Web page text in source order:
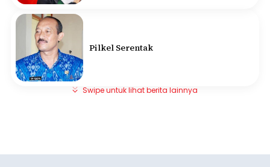
Pilkel Serentak
Swipe untuk lihat berita lainnya